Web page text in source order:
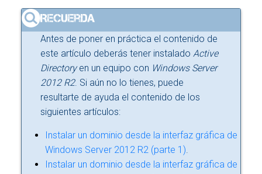
Antes de poner en práctica el contenido de
este artículo deberás tener instalado Active
Directoryen un equipo con Windows Server
2012 R2. Si aún no lo tienes, puede
resultarte de ayuda el contenido de los
siguientes artículos:
Instalar un dominio desde la interfaz gráfica de
Windows Server 2012 R2 (parte 1).
Instalar un dominio desde la interfaz gráfica de